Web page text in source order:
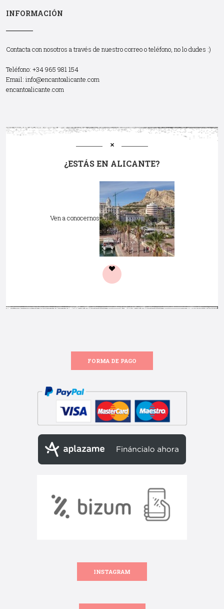
INFORMACIÓN
Contacta con nosotros a través de nuestro correo o teléfono, no lo dudes :)
Teléfono: +34 965 981 154
Email: info@encantoalicante.com
encantoalicante.com
¿ESTÁS EN ALICANTE?
Ven a conocernos
FORMA DE PAGO
INSTAGRAM